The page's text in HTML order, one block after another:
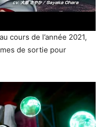
cours de l’année 2021,
de sortie pour